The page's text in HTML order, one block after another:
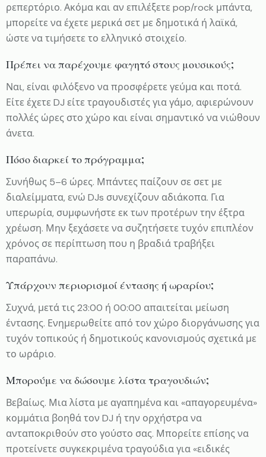
ρεπερτόριο. Ακόμα και αν επιλέξετε pop/rock μπάντα,
μπορείτε να έχετε μερικά σετ με δημοτικά ή λαϊκά,
ώστε να τιμήσετε το ελληνικό στοιχείο.
Πρέπει να παρέχουμε φαγητό στους μουσικούς;
Ναι, είναι φιλόξενο να προσφέρετε γεύμα και ποτά.
Είτε έχετε DJ είτε τραγουδιστές για γάμο, αφιερώνουν
πολλές ώρες στο χώρο και είναι σημαντικό να νιώθουν
άνετα.
Πόσο διαρκεί το πρόγραμμα;
Συνήθως 5–6 ώρες. Μπάντες παίζουν σε σετ με
διαλείμματα, ενώ DJs συνεχίζουν αδιάκοπα. Για
υπερωρία, συμφωνήστε εκ των προτέρων την έξτρα
χρέωση. Μην ξεχάσετε να συζητήσετε τυχόν επιπλέον
χρόνος σε περίπτωση που η βραδιά τραβήξει
παραπάνω.
Υπάρχουν περιορισμοί έντασης ή ωραρίου;
Συχνά, μετά τις 23:00 ή 00:00 απαιτείται μείωση
έντασης. Ενημερωθείτε από τον χώρο διοργάνωσης για
τυχόν τοπικούς ή δημοτικούς κανονισμούς σχετικά με
το ωράριο.
Μπορούμε να δώσουμε λίστα τραγουδιών;
Βεβαίως. Μια λίστα με αγαπημένα και «απαγορευμένα»
κομμάτια βοηθά τον DJ ή την ορχήστρα να
ανταποκριθούν στο γούστο σας. Μπορείτε επίσης να
προτείνετε συγκεκριμένα τραγούδια για «ειδικές